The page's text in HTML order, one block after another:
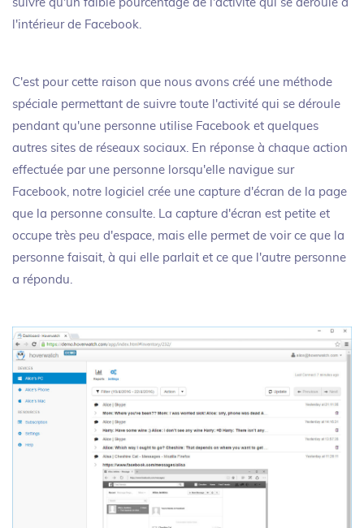
suivre qu'un faible pourcentage de l'activité qui se déroule à
l'intérieur de Facebook.
C'est pour cette raison que nous avons créé une méthode
spéciale permettant de suivre toute l'activité qui se déroule
pendant qu'une personne utilise Facebook et quelques
autres sites de réseaux sociaux. En réponse à chaque action
effectuée par une personne lorsqu'elle navigue sur
Facebook, notre logiciel crée une capture d'écran de la page
que la personne consulte. La capture d'écran est petite et
occupe très peu d'espace, mais elle permet de voir ce que la
personne faisait, à qui elle parlait et ce que l'autre personne
a répondu.